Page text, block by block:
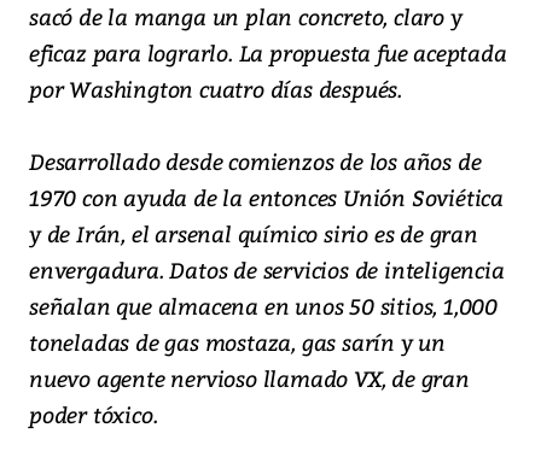
sacó de la manga un plan concreto, claro y
eficaz para lograrlo. La propuesta fue aceptada
por Washington cuatro días después.
Desarrollado desde comienzos de los años de
1970 con ayuda de la entonces Unión Soviética
y de Irán, el arsenal químico sirio es de gran
envergadura. Datos de servicios de inteligencia
señalan que almacena en unos 50 sitios, 1,000
toneladas de gas mostaza, gas sarín y un
nuevo agente nervioso llamado VX, de gran
poder tóxico.